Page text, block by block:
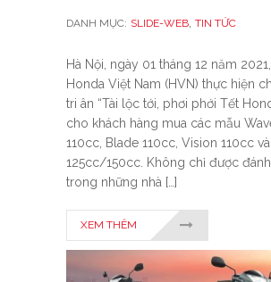
DANH MỤC: SLIDE-WEB, TIN TỨC
Hà Nội, ngày 01 tháng 12 năm
Honda Việt Nam (HVN) thực hiện
tri ân “Tài lộc tới, phơi phới Tết
cho khách hàng mua các mẫu
110cc, Blade 110cc, Vision 110cc
125cc/150cc. Không chỉ được
trong những nhà […]
XEM THÊM